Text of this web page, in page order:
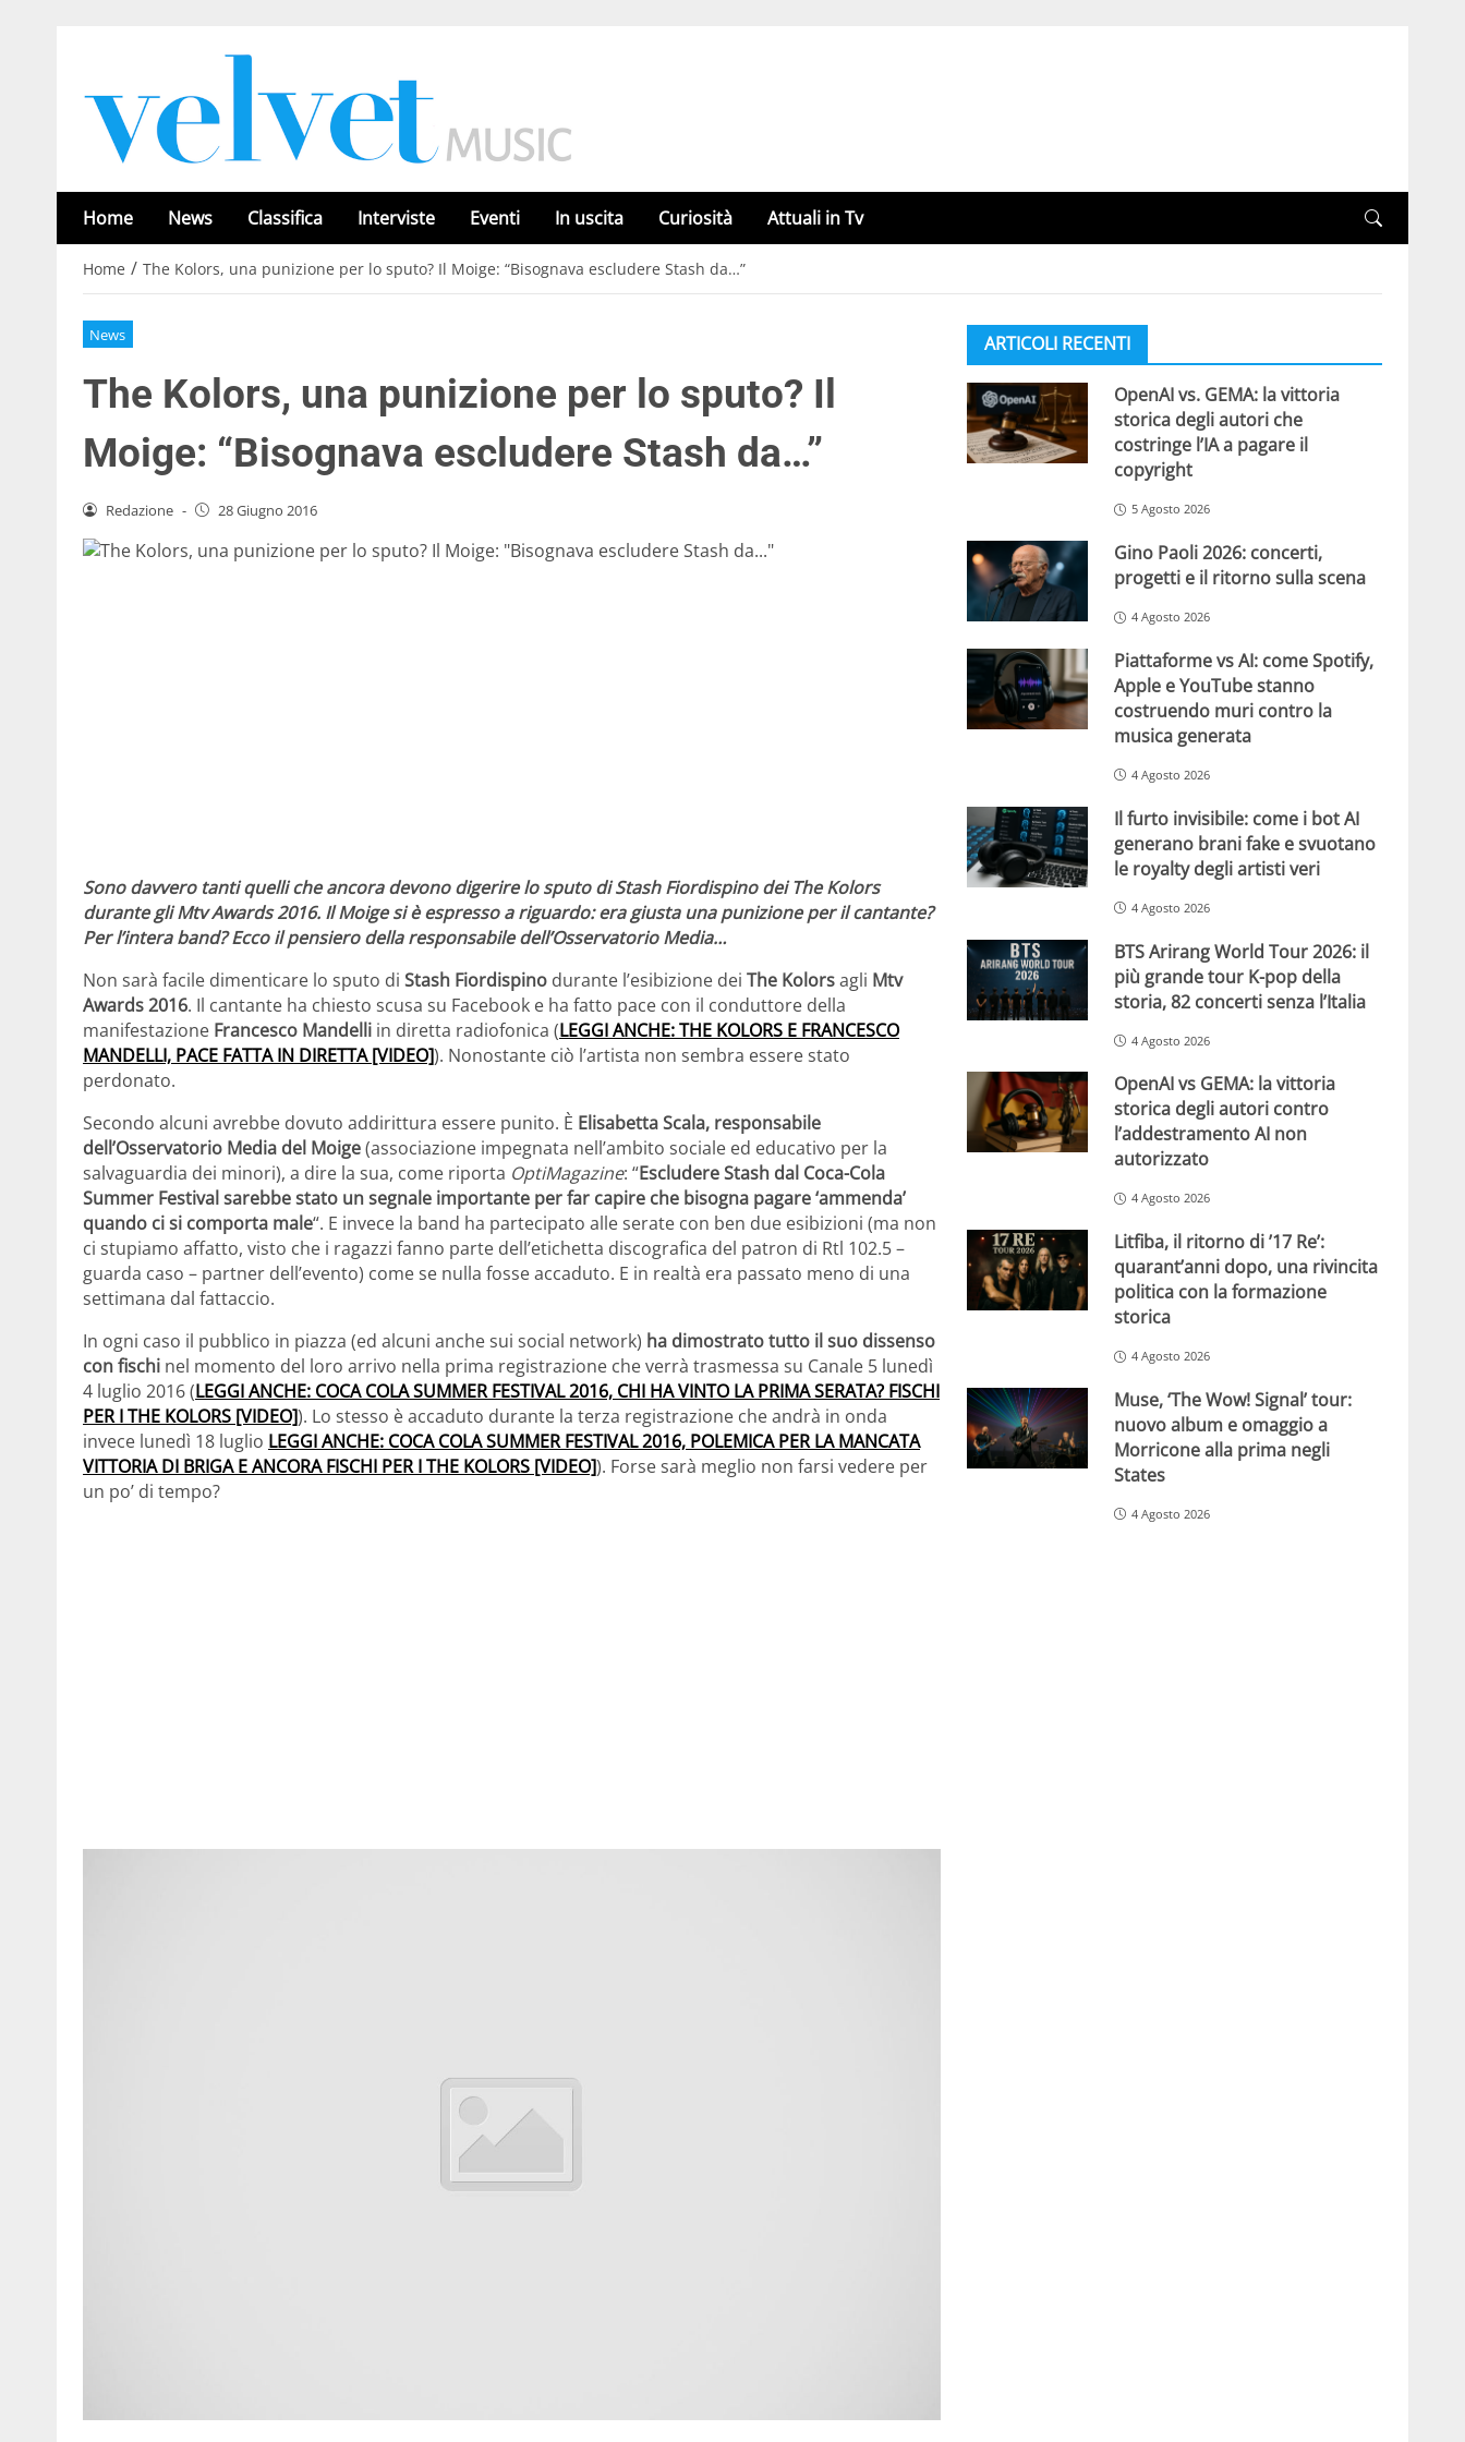
Home News Classifica Interviste Eventi In uscita Curiosità Attuali in Tv
Home / The Kolors, una punizione per lo sputo? Il Moige: “Bisognava escludere Stash da…”
News
The Kolors, una punizione per lo sputo? Il
Moige: “Bisognava escludere Stash da…”
Redazione - 28 Giugno 2016
Sono davvero tanti quelli che ancora devono digerire lo sputo di Stash Fiordispino dei The Kolors
durante gli Mtv Awards 2016. Il Moige si è espresso a riguardo: era giusta una punizione per il cantante?
Per l’intera band? Ecco il pensiero della responsabile dell’Osservatorio Media…
Non sarà facile dimenticare lo sputo di Stash Fiordispino durante l’esibizione dei The Kolorsagli Mtv
Awards 2016. Il cantante ha chiesto scusa su Facebook e ha fatto pace con il conduttore della
manifestazione Francesco Mandelli in diretta radiofonica (LEGGI ANCHE: THE KOLORS E FRANCESCO
MANDELLI, PACE FATTA IN DIRETTA [VIDEO]). Nonostante ciò l’artista non sembra essere stato
perdonato.
Secondo alcuni avrebbe dovuto addirittura essere punito. È Elisabetta Scala, responsabile
dell’Osservatorio Media del Moige(associazione impegnata nell’ambito sociale ed educativo per la
salvaguardia dei minori), a dire la sua, come riporta OptiMagazine: “Escludere Stash dal Coca-Cola
Summer Festival sarebbe stato un segnale importante per far capire che bisogna pagare ‘ammenda’
quando ci si comporta male“. E invece la band ha partecipato alle serate con ben due esibizioni (ma non
ci stupiamo affatto, visto che i ragazzi fanno parte dell’etichetta discografica del patron di Rtl 102.5 –
guarda caso – partner dell’evento) come se nulla fosse accaduto. E in realtà era passato meno di una
settimana dal fattaccio.
In ogni caso il pubblico in piazza (ed alcuni anche sui social network) ha dimostrato tutto il suo dissenso
con fischi nel momento del loro arrivo nella prima registrazione che verrà trasmessa su Canale 5 lunedì
4 luglio 2016 (LEGGI ANCHE: COCA COLA SUMMER FESTIVAL 2016, CHI HA VINTO LA PRIMA SERATA? FISCHI
PER I THE KOLORS [VIDEO]). Lo stesso è accaduto durante la terza registrazione che andrà in onda
invece lunedì 18 luglio LEGGI ANCHE: COCA COLA SUMMER FESTIVAL 2016, POLEMICA PER LA MANCATA
VITTORIA DI BRIGA E ANCORA FISCHI PER I THE KOLORS [VIDEO]). Forse sarà meglio non farsi vedere per
un po’ di tempo?
ARTICOLI RECENTI
OpenAI vs. GEMA: la vittoria
storica degli autori che
costringe l’IA a pagare il
copyright
5 Agosto 2026
Gino Paoli 2026: concerti,
progetti e il ritorno sulla scena
4 Agosto 2026
Piattaforme vs AI: come Spotify,
Apple e YouTube stanno
costruendo muri contro la
musica generata
4 Agosto 2026
Il furto invisibile: come i bot AI
generano brani fake e svuotano
le royalty degli artisti veri
4 Agosto 2026
BTS Arirang World Tour 2026: il
più grande tour K-pop della
storia, 82 concerti senza l’Italia
4 Agosto 2026
OpenAI vs GEMA: la vittoria
storica degli autori contro
l’addestramento AI non
autorizzato
4 Agosto 2026
Litfiba, il ritorno di ’17 Re’:
quarant’anni dopo, una rivincita
politica con la formazione
storica
4 Agosto 2026
Muse, ‘The Wow! Signal’ tour:
nuovo album e omaggio a
Morricone alla prima negli
States
4 Agosto 2026